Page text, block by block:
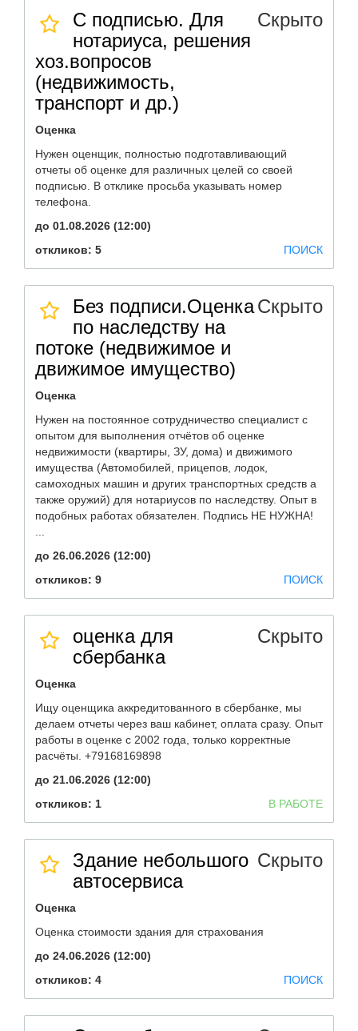
С подписью. Для
нотариуса, решения
хоз.вопросов
(недвижимость,
транспорт и др.)
Скрыто
Оценка
Нужен оценщик, полностью подготавливающий
отчеты об оценке для различных целей со своей
подписью. В отклике просьба указывать номер
телефона.
до 01.08.2026 (12:00)
откликов: 5
ПОИСК
Без подписи.Оценка
по наследству на
потоке (недвижимое и
движимое имущество)
Скрыто
Оценка
Нужен на постоянное сотрудничество специалист с
опытом для выполнения отчётов об оценке
недвижимости (квартиры, ЗУ, дома) и движимого
имущества (Автомобилей, прицепов, лодок,
самоходных машин и других транспортных средств а
также оружий) для нотариусов по наследству. Опыт в
подобных работах обязателен. Подпись НЕ НУЖНА!
до 26.06.2026 (12:00)
откликов: 9
ПОИСК
оценка для
сбербанка
Скрыто
Оценка
Ищу оценщика аккредитованного в сбербанке, мы
делаем отчеты через ваш кабинет, оплата сразу. Опыт
работы в оценке с 2002 года, только корректные
расчёты. +79168169898
до 21.06.2026 (12:00)
откликов: 1
В РАБОТЕ
Здание небольшого
автосервиса
Скрыто
Оценка
Оценка стоимости здания для страхования
до 24.06.2026 (12:00)
откликов: 4
ПОИСК